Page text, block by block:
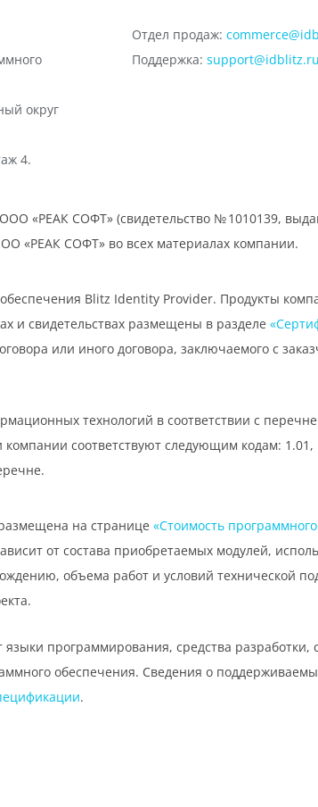
округ
4.
Отдел продаж:
Поддержка:
«РЕАК СОФТ» (свидетельство № 1010139,
«РЕАК СОФТ» во всех материалах компании.
Blitz Identity Provider. Продукты
и свидетельствах размещены в разделе
или иного договора, заключаемого с
технологий в соответствии с
соответствуют следующим кодам: 1.01,
на странице «Стоимость
от состава приобретаемых модулей,
объема работ и условий технической
программирования, средства
обеспечения. Сведения о
.